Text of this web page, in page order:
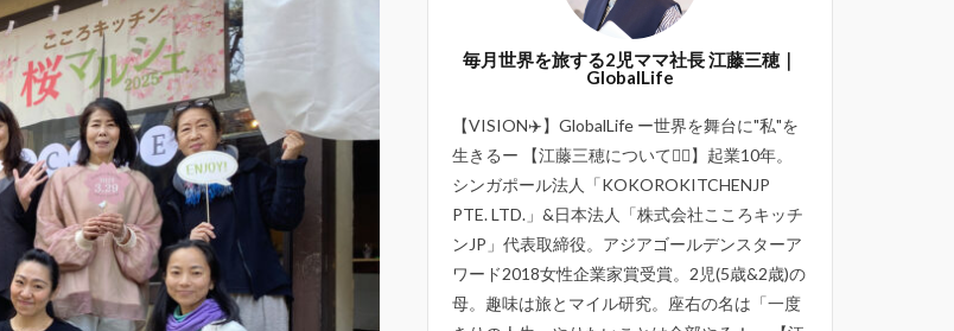
毎月世界を旅する2児ママ社長 江藤三穂｜
GlobalLife
【VISION✈️】GlobalLife ー世界を舞台に"私"を
生きるー 【江藤三穂について💁‍♀️】起業10年。
シンガポール法人「KOKOROKITCHENJP
PTE. LTD.」&日本法人「株式会社こころキッチ
ンJP」代表取締役。アジアゴールデンスターア
ワード2018女性企業家賞受賞。2児(5歳&2歳)の
母。趣味は旅とマイル研究。座右の名は「一度